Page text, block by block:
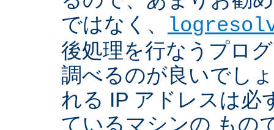
ではなく、
後処理を行なうプロ
調べるのが良いでし
れる IP アドレスは必
ているマシンの もの